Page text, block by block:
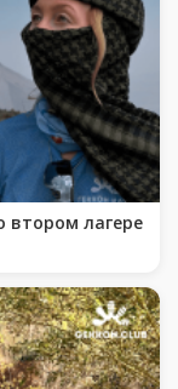
втором лагере